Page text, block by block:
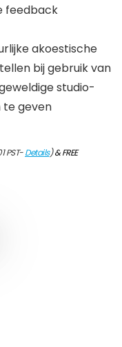
feedback
akoestische
bij gebruik van
studio-
te geven
PST-Details)&FREE